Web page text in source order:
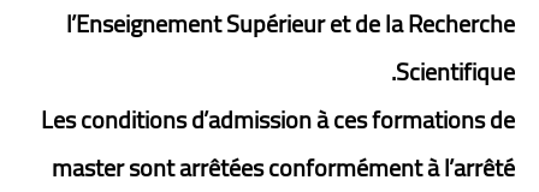
l’Enseignement Supérieur et de la Recherche
Scientifique.
Les conditions d’admission à ces formations de
master sont arrêtées conformément à l’arrêté